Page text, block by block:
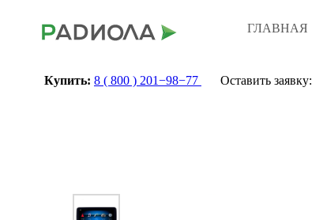
ГЛАВНАЯ
Купить: 8 ( 800 ) 201−98−77 Оставить заявку: